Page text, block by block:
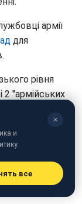
армії
для
рівня
2 "армійських
на Донбасі.
✕
и
все